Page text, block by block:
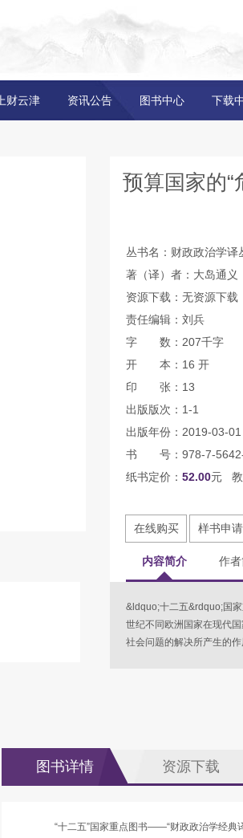
上财云津 资讯公告 图书中心 下载
预算国家的“
丛书名：财政政治学译
著（译）者：大岛通义
资源下载：无资源下载
责任编辑：刘兵
字 数：207千字
开 本：16 开
印 张：13
出版版次：1-1
出版年份：2019-03-01
书 号：978-7-5642-
纸书定价： 52.00元 教
在线购买 样书申请
内容简介 作
&ldquo;十二五&rdquo;国
世纪不同欧洲国家在现代
社会问题的解决所产生的作
图书详情 资源下载
“十二五”国家重点图书——“财政政治学经典